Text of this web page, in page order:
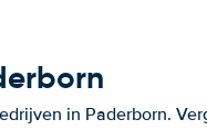
in Paderborn.